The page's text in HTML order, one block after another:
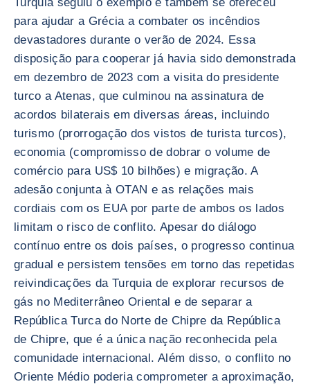
para ajudar a Grécia a combater os incêndios
devastadores durante o verão de 2024. Essa
disposição para cooperar já havia sido demonstrada
em dezembro de 2023 com a visita do presidente
turco a Atenas, que culminou na assinatura de
acordos bilaterais em diversas áreas, incluindo
turismo (prorrogação dos vistos de turista turcos),
economia (compromisso de dobrar o volume de
comércio para US$ 10 bilhões) e migração. A
adesão conjunta à OTAN e as relações mais
cordiais com os EUA por parte de ambos os lados
limitam o risco de conflito. Apesar do diálogo
contínuo entre os dois países, o progresso continua
gradual e persistem tensões em torno das repetidas
reivindicações da Turquia de explorar recursos de
gás no Mediterrâneo Oriental e de separar a
República Turca do Norte de Chipre da República
de Chipre, que é a única nação reconhecida pela
comunidade internacional. Além disso, o conflito no
Oriente Médio poderia comprometer a aproximação,